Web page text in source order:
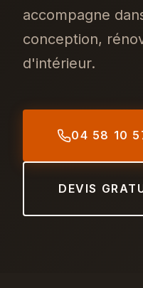
accompagne
conception,
d'intérieur.
04 58 10
DEVIS